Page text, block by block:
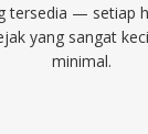
tersedia — setiap
yang sangat
minimal.